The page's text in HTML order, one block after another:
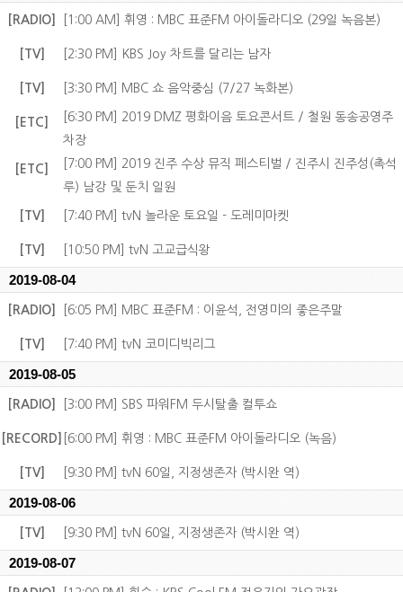
[RADIO] [1:00 AM] 휘영 : MBC 표준FM 아이돌라디오 (29일 녹음본)
[TV] [2:30 PM] KBS Joy 차트를 달리는 남자
[TV] [3:30 PM] MBC 쇼 음악중심 (7/27 녹화본)
[ETC]
[6:30 PM] 2019 DMZ 평화이음 토요콘서트 / 철원 동송공영주
차장
[ETC]
[7:00 PM] 2019 진주 수상 뮤직 페스티벌 / 진주시 진주성(촉석
루) 남강 및 둔치 일원
[TV] [7:40 PM] tvN 놀라운 토요일 - 도레미마켓
[TV] [10:50 PM] tvN 고교급식왕
2019-08-04
[RADIO] [6:05 PM] MBC 표준FM : 이윤석, 전영미의 좋은주말
[TV] [7:40 PM] tvN 코미디빅리그
2019-08-05
[RADIO] [3:00 PM] SBS 파워FM 두시탈출 컬투쇼
[RECORD] [6:00 PM] 휘영 : MBC 표준FM 아이돌라디오 (녹음)
[TV] [9:30 PM] tvN 60일, 지정생존자 (박시완 역)
2019-08-06
[TV] [9:30 PM] tvN 60일, 지정생존자 (박시완 역)
2019-08-07